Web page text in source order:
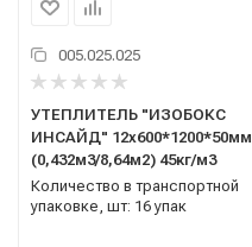
005.025.025
УТЕПЛИТЕЛЬ "ИЗОБОКС
ИНСАЙД" 12х600*1200*50мм
(0,432м3/8,64м2) 45кг/м3
Количество в транспортной
упаковке, шт: 16 упак